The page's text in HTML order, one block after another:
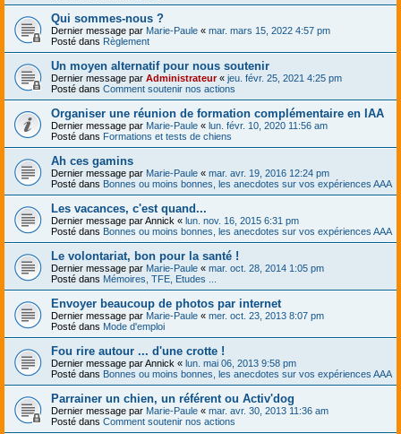
Qui sommes-nous ?
Dernier message par Marie-Paule « mar. mars 15, 2022 4:57 pm
Posté dans Règlement
Un moyen alternatif pour nous soutenir
Dernier message par Administrateur« jeu. févr. 25, 2021 4:25 pm
Posté dans Comment soutenir nos actions
Organiser une réunion de formation complémentaire en IAA
Dernier message par Marie-Paule « lun. févr. 10, 2020 11:56 am
Posté dans Formations et tests de chiens
Ah ces gamins
Dernier message par Marie-Paule « mar. avr. 19, 2016 12:24 pm
Posté dans Bonnes ou moins bonnes, les anecdotes sur vos expériences AAA
Les vacances, c'est quand...
Dernier message parAnnick « lun. nov. 16, 2015 6:31 pm
Posté dans Bonnes ou moins bonnes, les anecdotes sur vos expériences AAA
Le volontariat, bon pour la santé !
Dernier message par Marie-Paule « mar. oct. 28, 2014 1:05 pm
Posté dans Mémoires, TFE, Etudes ...
Envoyer beaucoup de photos par internet
Dernier message par Marie-Paule « mer. oct. 23, 2013 8:07 pm
Posté dans Mode d'emploi
Fou rire autour ... d'une crotte !
Dernier message parAnnick « lun. mai 06, 2013 9:58 pm
Posté dans Bonnes ou moins bonnes, les anecdotes sur vos expériences AAA
Parrainer un chien, un référent ou Activ'dog
Dernier message par Marie-Paule « mar. avr. 30, 2013 11:36 am
Posté dans Comment soutenir nos actions